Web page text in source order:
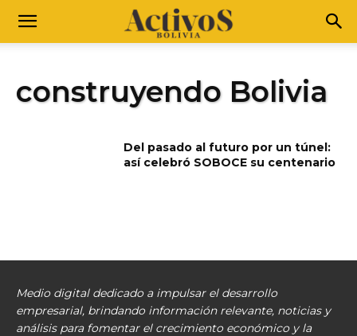
construyendo Bolivia
Del pasado al futuro por un túnel:
así celebró SOBOCE su centenario
Medio digital dedicado a impulsar el desarrollo
empresarial, brindando información relevante, noticias y
análisis para fomentar el crecimiento económico y la